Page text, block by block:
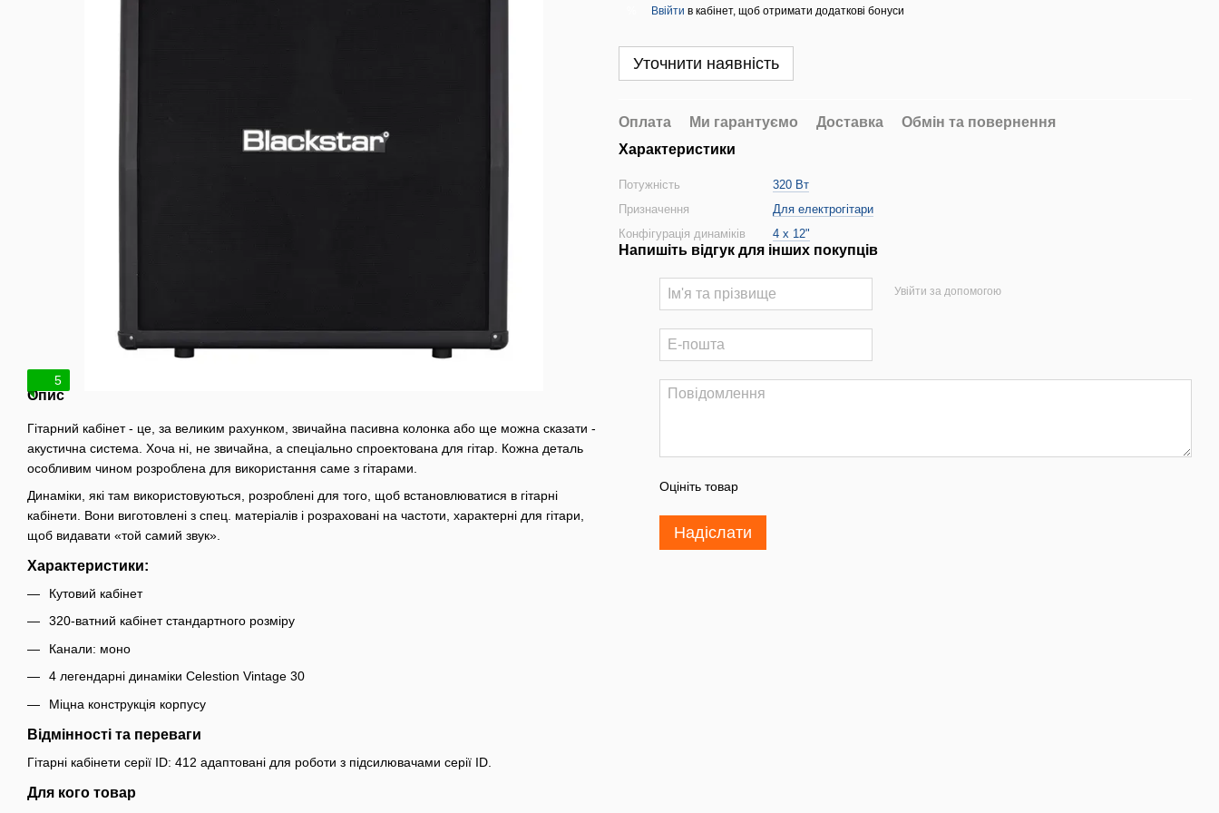
5
Опис
Гітарний кабінет - це, за великим рахунком, звичайна пасивна колонка або ще можна сказати -
акустична система. Хоча ні, не звичайна, а спеціально спроектована для гітар. Кожна деталь
особливим чином розроблена для використання саме з гітарами.
Динаміки, які там використовуються, розроблені для того, щоб встановлюватися в гітарні
кабінети. Вони виготовлені з спец. матеріалів і розраховані на частоти, характерні для гітари,
щоб видавати «той самий звук».
Характеристики:
Кутовий кабінет
320-ватний кабінет стандартного розміру
Канали: моно
4 легендарні динаміки Celestion Vintage 30
Міцна конструкція корпусу
Відмінності та переваги
Гітарні кабінети серії ID: 412 адаптовані для роботи з підсилювачами серії ID.
Для кого товар
Ввійти в кабінет, щоб отримати додаткові бонуси
Уточнити наявність
Оплата Ми гарантуємо Доставка
Обмін та повернення
Характеристики
Потужність
320 Вт
Призначення
Для електрогітари
Конфігурація динаміків
4 х 12"
Напишіть відгук для інших покупців
Увійти за допомогою
Оцініть товар
Надіслати